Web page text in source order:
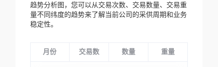
趋势分析图，您可以从交易次数、交易数量、交易重
量不同纬度的趋势来了解当前公司的采供周期和业务
稳定性。
月份 交易数 数量 重量